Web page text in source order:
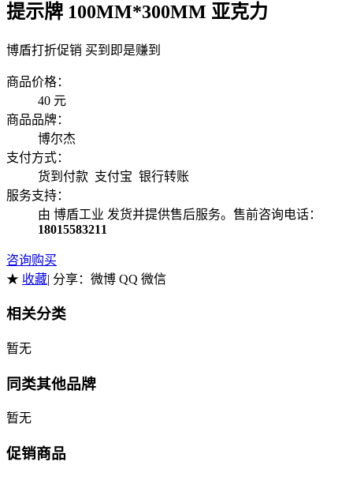
提示牌 100MM*300MM 亚克力
博盾打折促销 买到即是赚到
商品价格：
40 元
商品品牌：
博尔杰
支付方式：
货到付款 支付宝 银行转账
服务支持：
由 博盾工业 发货并提供售后服务。售前咨询电话：
18015583211
咨询购买
★ 收藏| 分享： 微博 QQ 微信
相关分类
暂无
同类其他品牌
暂无
促销商品